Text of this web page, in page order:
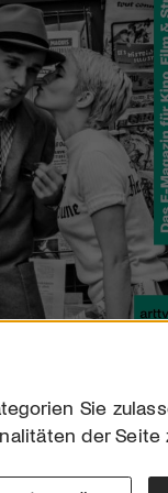
Sie
der Seite